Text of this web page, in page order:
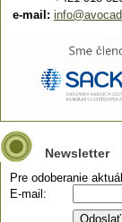
e-mail:
Newsletter
Pre odoberanie
E-mail: